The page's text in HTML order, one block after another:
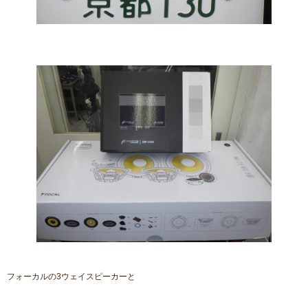
フォーカルの3ウェイスピーカーと